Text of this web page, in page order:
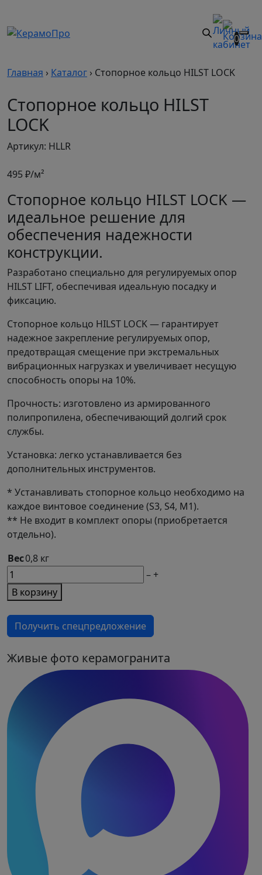
0
Главная › Каталог › Стопорное кольцо HILST LOCK
Стопорное кольцо HILST
LOCK
Артикул: HLLR
495 ₽/м²
Стопорное кольцо HILST LOCK —
идеальное решение для
обеспечения надежности
конструкции.
Разработано специально для регулируемых опор
HILST LIFT, обеспечивая идеальную посадку и
фиксацию.
Стопорное кольцо HILST LOCK — гарантирует
надежное закрепление регулируемых опор,
предотвращая смещение при экстремальных
вибрационных нагрузках и увеличивает несущую
способность опоры на 10%.
Прочность: изготовлено из армированного
полипропилена, обеспечивающий долгий срок
службы.
Установка: легко устанавливается без
дополнительных инструментов.
* Устанавливать стопорное кольцо необходимо на
каждое винтовое соединение (S3, S4, M1).
** Не входит в комплект опоры (приобретается
отдельно).
Вес0,8 кг
М2
товара
Стопорное
кольцо
HILST
– +
В корзину
Получить спецпредложение
Живые фото керамогранита